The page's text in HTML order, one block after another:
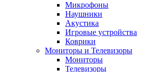
Микрофоны
Наушники
Акустика
Игровые устройства
Коврики
Мониторы и Телевизоры
Мониторы
Телевизоры